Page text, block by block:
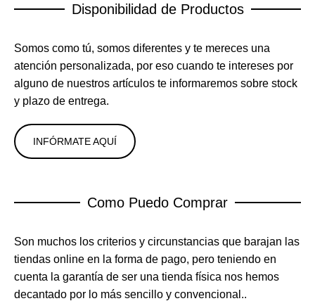
Disponibilidad de Productos
Somos como tú, somos diferentes y te mereces una
atención personalizada, por eso cuando te intereses por
alguno de nuestros artículos te informaremos sobre stock
y plazo de entrega.
INFÓRMATE AQUÍ
Como Puedo Comprar
Son muchos los criterios y circunstancias que barajan las
tiendas online en la forma de pago, pero teniendo en
cuenta la garantía de ser una tienda física nos hemos
decantado por lo más sencillo y convencional..